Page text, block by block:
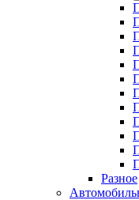
Разное